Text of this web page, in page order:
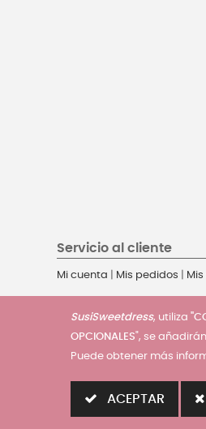
Servicio al cliente
Mi cuenta Mis pedidos
SusiSweetdress, utiliza
OPCIONALES", se
Puede obtener más
ACEPTAR